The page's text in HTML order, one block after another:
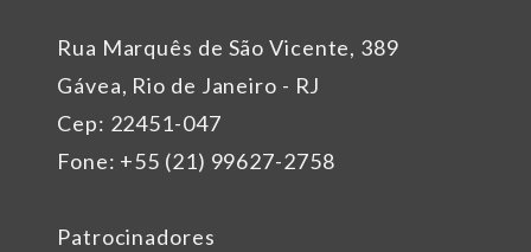
Rua Marquês de São Vicente, 389
Gávea, Rio de Janeiro - RJ
Cep: 22451-047
Fone: +55 (21) 99627-2758
Patrocinadores